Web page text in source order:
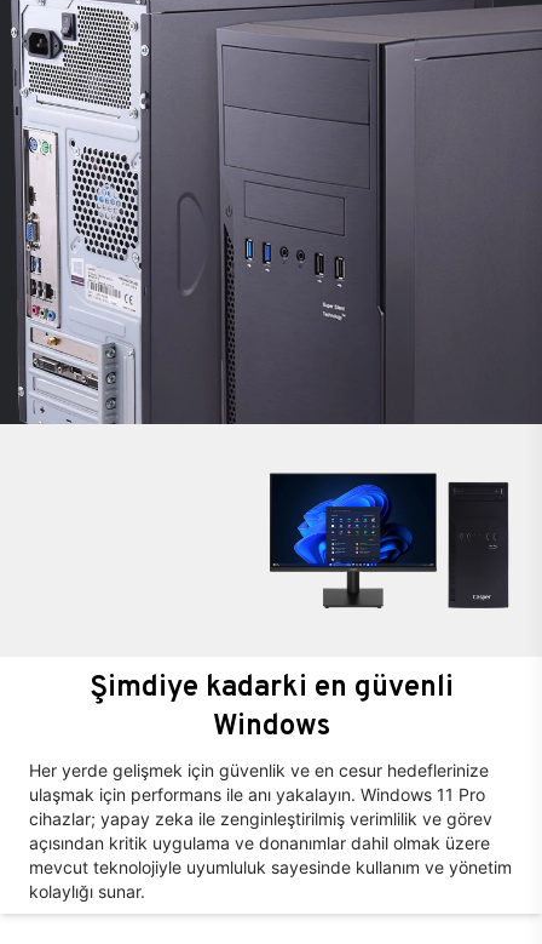
Şimdiye kadarki en güvenli
Windows
Her yerde gelişmek için güvenlik ve en cesur hedeflerinize
ulaşmak için performans ile anı yakalayın. Windows 11 Pro
cihazlar; yapay zeka ile zenginleştirilmiş verimlilik ve görev
açısından kritik uygulama ve donanımlar dahil olmak üzere
mevcut teknolojiyle uyumluluk sayesinde kullanım ve yönetim
kolaylığı sunar.